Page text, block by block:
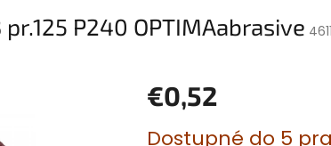
P240 OPTIMAabrasive 4611
€0,52
cena:
Dostupné do 5